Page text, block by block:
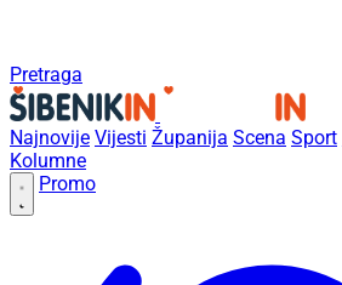
Pretraga
Najnovije Vijesti Županija Scena Sport
Kolumne
Promo